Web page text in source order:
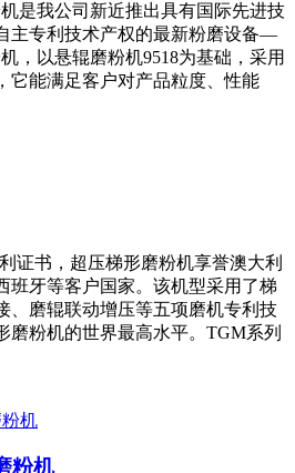
是我公司新近推出具有国际先进技
主专利技术产权的最新粉磨设备—
，以悬辊磨粉机9518为基础，采用
它能满足客户对产品粒度、性能
证书，超压梯形磨粉机享誉澳大利
班牙等客户国家。该机型采用了梯
、磨辊联动增压等五项磨机专利技
磨粉机的世界最高水平。TGM系列
粉机